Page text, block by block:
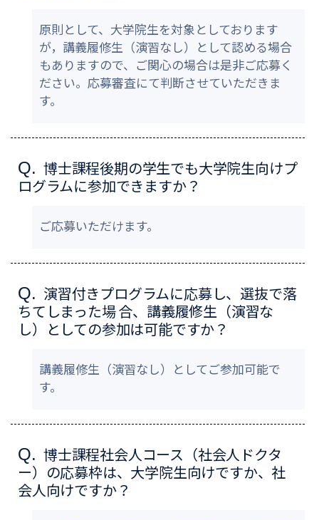
原則として、大学院生を対象としております
が，講義履修生（演習なし）として認める場合
もありますので、ご関心の場合は是非ご応募く
ださい。応募審査にて判断させていただきま
す。
Q. 博士課程後期の学生でも大学院生向けプ
ログラムに参加できますか？
ご応募いただけます。
Q. 演習付きプログラムに応募し、選抜で落
ちてしまった場 合、講義履修生（演習な
し）としての参加は可能ですか？
講義履修生（演習なし）としてご参加可能で
す。
Q. 博士課程社会人コース（社会人ドクタ
ー）の応募枠は、大学院生向けですか、社
会人向けですか？